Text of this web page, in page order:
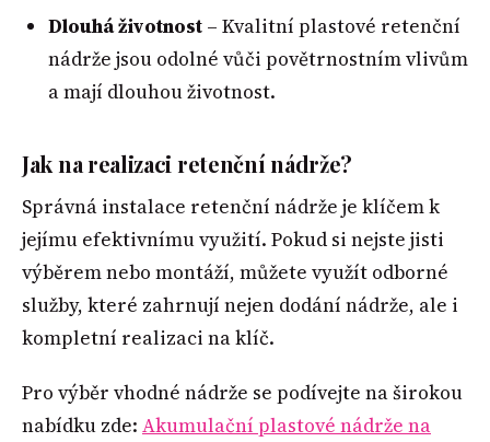
Dlouhá životnost– Kvalitní plastové retenční
nádrže jsou odolné vůči povětrnostním vlivům
a mají dlouhou životnost.
Jak na realizaci retenční nádrže?
Správná instalace retenční nádrže je klíčem k
jejímu efektivnímu využití. Pokud si nejste jisti
výběrem nebo montáží, můžete využít odborné
služby, které zahrnují nejen dodání nádrže, ale i
kompletní realizaci na klíč.
Pro výběr vhodné nádrže se podívejte na širokou
nabídku zde: Akumulační plastové nádrže na